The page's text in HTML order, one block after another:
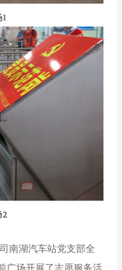
1
2
南湖汽车站党支部全